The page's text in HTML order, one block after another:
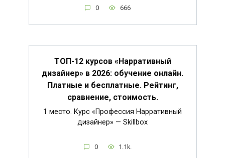
0 666
ТОП-12 курсов «Нарративный
дизайнер» в 2026: обучение онлайн.
Платные и бесплатные. Рейтинг,
сравнение, стоимость.
1 место. Курс «Профессия Нарративный
дизайнер» — Skillbox
0 1.1k.